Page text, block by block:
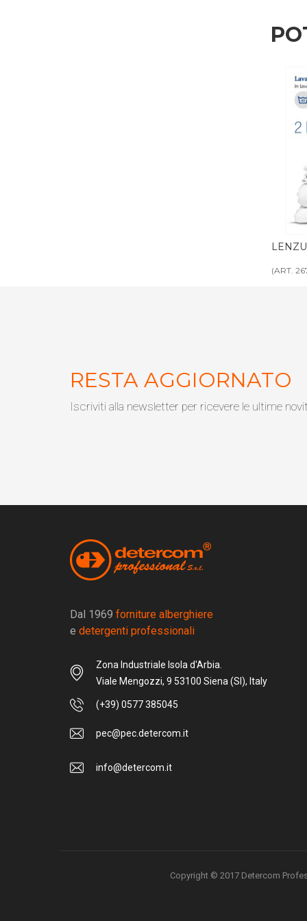
(ART.
RESTA AGGIORNATO
Iscriviti alla newsletter per ricevere le ultime
Dal 1969 forniture alberghiere
e detergenti professionali
Zona Industriale Isola d'Arbia.
Viale Mengozzi, 9 53100 Siena (SI), Italy
(+39) 0577 385045
pec@pec.detercom.it
info@detercom.it
Copyright © 2017 Detercom